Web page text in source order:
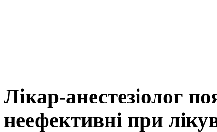
Лікар-анестезіолог
неефективні при